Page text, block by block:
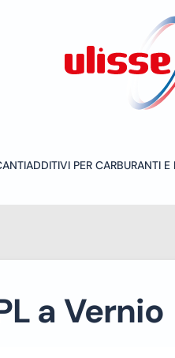
ADDITIVI PER CARBURANTI E
a Vernio